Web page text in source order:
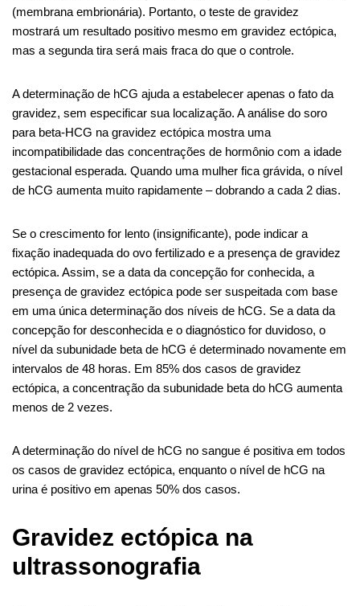
(membrana embrionária). Portanto, o teste de gravidez
mostrará um resultado positivo mesmo em gravidez ectópica,
mas a segunda tira será mais fraca do que o controle.
A determinação de hCG ajuda a estabelecer apenas o fato da
gravidez, sem especificar sua localização. A análise do soro
para beta-HCG na gravidez ectópica mostra uma
incompatibilidade das concentrações de hormônio com a idade
gestacional esperada. Quando uma mulher fica grávida, o nível
de hCG aumenta muito rapidamente – dobrando a cada 2 dias.
Se o crescimento for lento (insignificante), pode indicar a
fixação inadequada do ovo fertilizado e a presença de gravidez
ectópica. Assim, se a data da concepção for conhecida, a
presença de gravidez ectópica pode ser suspeitada com base
em uma única determinação dos níveis de hCG. Se a data da
concepção for desconhecida e o diagnóstico for duvidoso, o
nível da subunidade beta de hCG é determinado novamente em
intervalos de 48 horas. Em 85% dos casos de gravidez
ectópica, a concentração da subunidade beta do hCG aumenta
menos de 2 vezes.
A determinação do nível de hCG no sangue é positiva em todos
os casos de gravidez ectópica, enquanto o nível de hCG na
urina é positivo em apenas 50% dos casos.
Gravidez ectópica na
ultrassonografia